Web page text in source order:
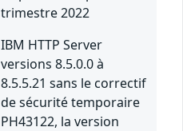
trimestre 2022
IBM HTTP Server
versions 8.5.0.0 à
8.5.5.21 sans le correctif
de sécurité temporaire
PH43122, la version